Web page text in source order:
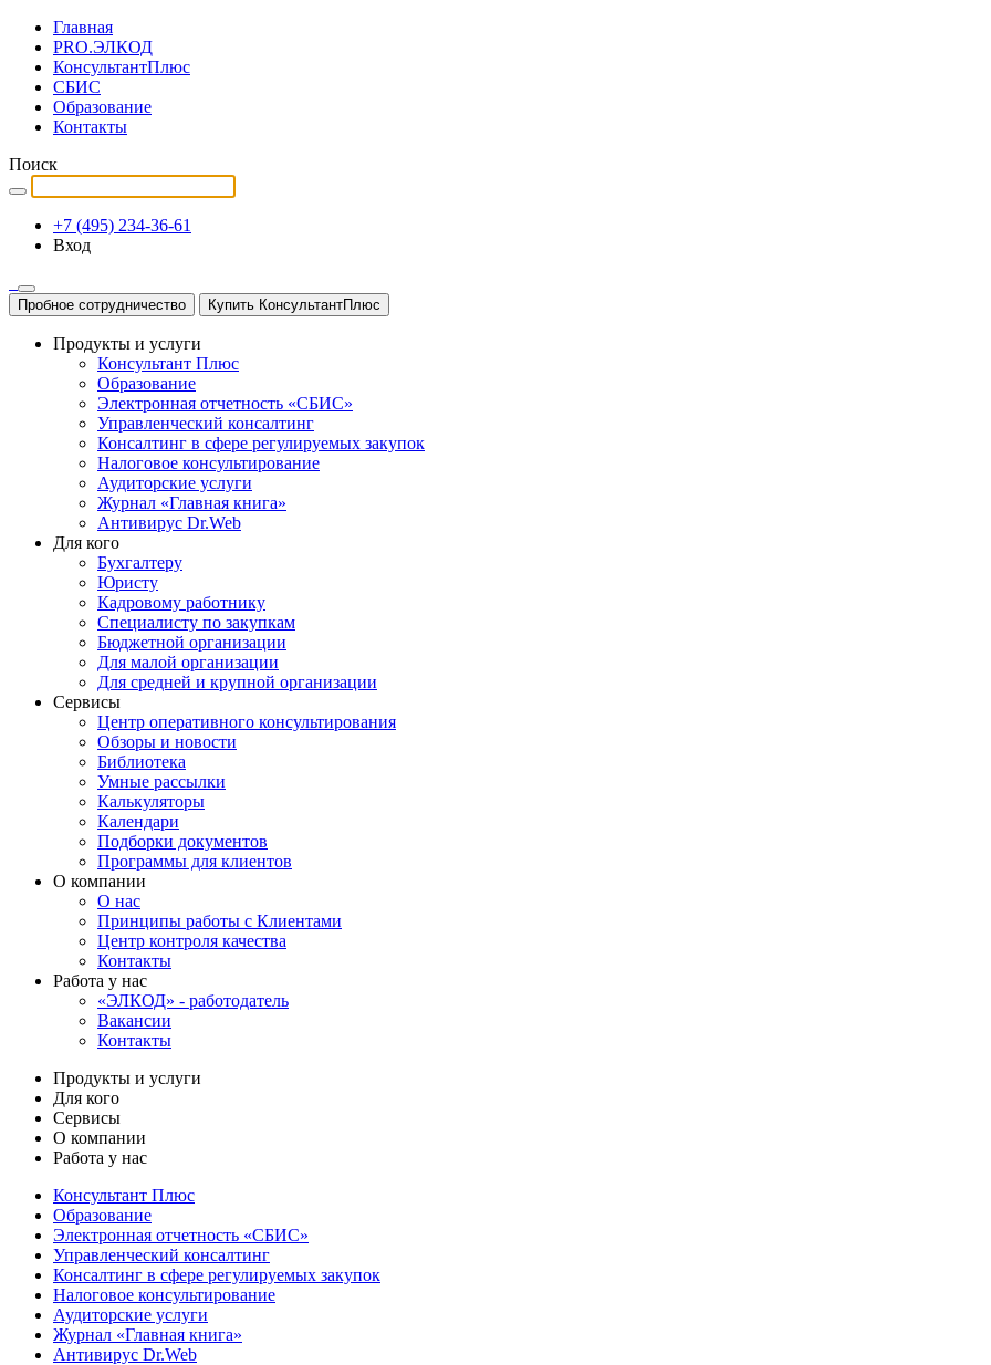
Главная
PRO.ЭЛКОД
КонсультантПлюс
СБИС
Образование
Контакты
Поиск
+7 (495) 234-36-61
Вход
Пробное сотрудничество Купить КонсультантПлюс
Продукты и услуги
Консультант Плюс
Образование
Электронная отчетность «СБИС»
Управленческий консалтинг
Консалтинг в сфере регулируемых закупок
Налоговое консультирование
Аудиторские услуги
Журнал «Главная книга»
Антивирус Dr.Web
Для кого
Бухгалтеру
Юристу
Кадровому работнику
Специалисту по закупкам
Бюджетной организации
Для малой организации
Для средней и крупной организации
Сервисы
Центр оперативного консультирования
Обзоры и новости
Библиотека
Умные рассылки
Калькуляторы
Календари
Подборки документов
Программы для клиентов
О компании
О нас
Принципы работы с Клиентами
Центр контроля качества
Контакты
Работа у нас
«ЭЛКОД» - работодатель
Вакансии
Контакты
Продукты и услуги
Для кого
Сервисы
О компании
Работа у нас
Консультант Плюс
Образование
Электронная отчетность «СБИС»
Управленческий консалтинг
Консалтинг в сфере регулируемых закупок
Налоговое консультирование
Аудиторские услуги
Журнал «Главная книга»
Антивирус Dr.Web